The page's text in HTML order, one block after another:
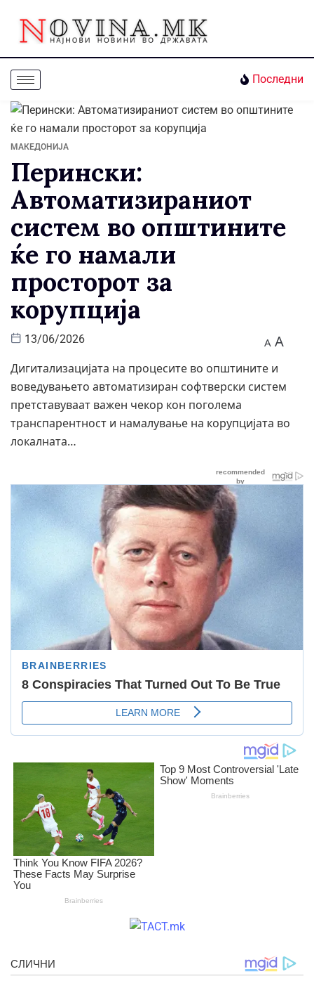
Последни
МАКЕДОНИЈА
Перински:
Автоматизираниот
систем во општините
ќе го намали
просторот за
корупција
13/06/2026 A A
Дигитализацијата на процесите во општините и
воведувањето автоматизиран софтверски систем
претставуваат важен чекор кон поголема
транспарентност и намалување на корупцијата во
локалната…